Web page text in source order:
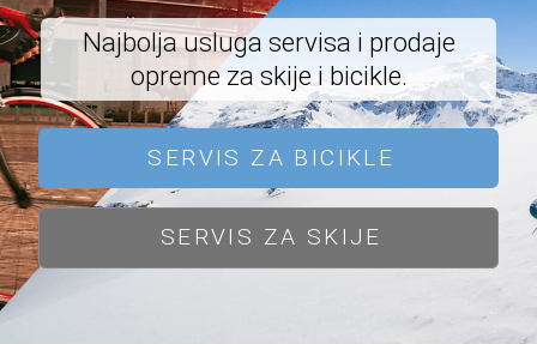
Najbolja usluga servisa i prodaje
opreme za skije i bicikle.
SERVIS ZA BICIKLE
SERVIS ZA SKIJE